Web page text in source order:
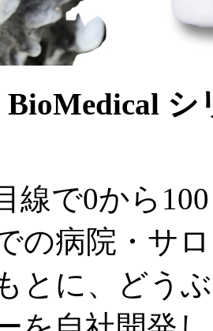
BioMedical シ
線で0から
の病院・サ
とに、どう